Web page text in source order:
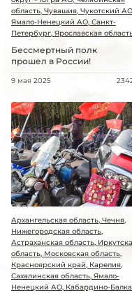
область, Чувашия, Чукотский
Ямало-Ненецкий АО, Санкт-
Петербург, Ярославская
Бессмертный полк
прошел в России!
9 мая 2025
Архангельская область, Чечня,
Нижегородская область,
Астраханская область,
область, Московская область,
Красноярский край, Карелия,
Сахалинская область, Ямало-
Ненецкий АО, Кабардино-